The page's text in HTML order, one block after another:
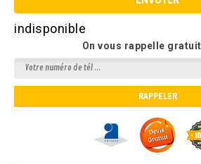
indisponible
On vous rappelle